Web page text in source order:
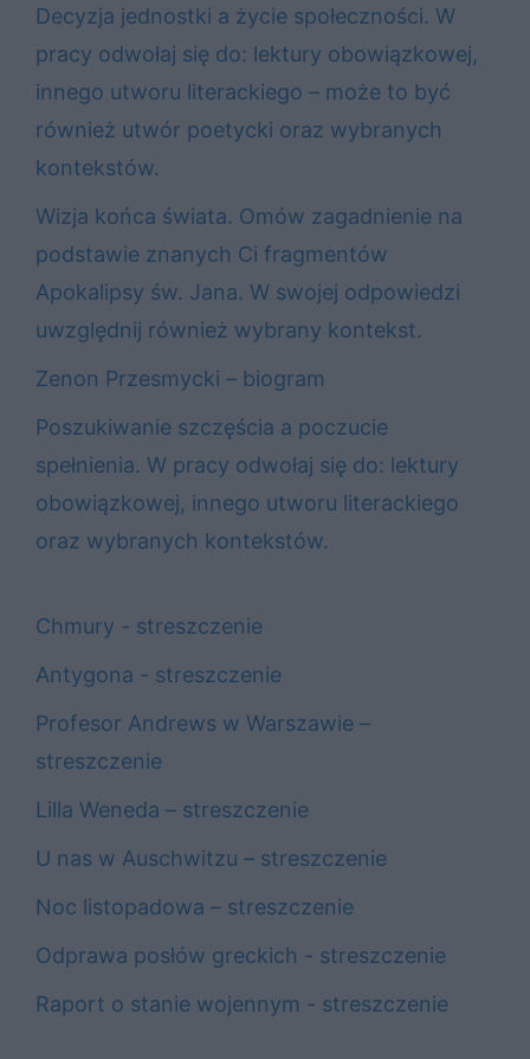
Decyzja jednostki a życie społeczności. W
pracy odwołaj się do: lektury obowiązkowej,
innego utworu literackiego – może to być
również utwór poetycki oraz wybranych
kontekstów.
Wizja końca świata. Omów zagadnienie na
podstawie znanych Ci fragmentów
Apokalipsy św. Jana. W swojej odpowiedzi
uwzględnij również wybrany kontekst.
Zenon Przesmycki – biogram
Poszukiwanie szczęścia a poczucie
spełnienia. W pracy odwołaj się do: lektury
obowiązkowej, innego utworu literackiego
oraz wybranych kontekstów.
Chmury - streszczenie
Antygona - streszczenie
Profesor Andrews w Warszawie –
streszczenie
Lilla Weneda – streszczenie
U nas w Auschwitzu – streszczenie
Noc listopadowa – streszczenie
Odprawa posłów greckich - streszczenie
Raport o stanie wojennym - streszczenie